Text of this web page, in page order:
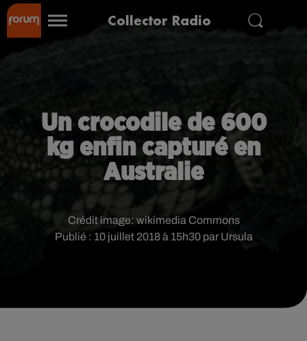
Collector Radio
Un crocodile de 600
kg enfin capturé en
Australie
Publié : 10 juillet 2018 à 15h30 par Ursula
Crédit image: wikimedia Commons